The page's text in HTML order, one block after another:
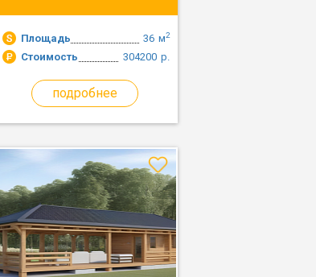
Площадь м2
36
Стоимость
р.
304200
подробнее